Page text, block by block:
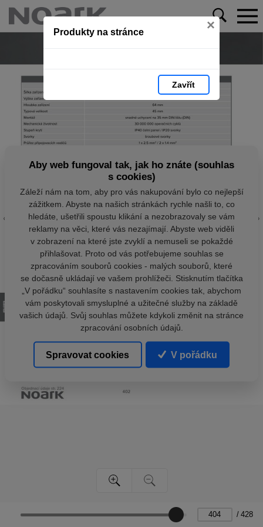
Produkty na stránce ×
Zavřít
/ 428
Aby web fungoval tak, jak ho znáte (souhlas
s cookies)
Záleží nám na tom, aby pro vás nakupování bylo co nejlepší
zážitkem. Abyste na našich stránkách rychle našli to, co
hledáte, ušetřili spoustu klikání a nezobrazovaly se vám
reklamy na věci, které vás nezajímají. Abyste web viděli
v zobrazení na které jste zvyklí a nemuseli se pokaždé
přihlašovat. Proto od vás potřebujeme souhlas se
zpracováním souborů cookies - malých souborů, které
se dočasně ukládají ve vašem prohlížeči. Stisknutím tlačítka
„V pořádku“ souhlasíte s nastavením cookies tak, abychom
vám poskytovali smysluplné a užitečné služby na základě
vašich údajů. Svůj souhlas můžete kdykoli změnit na stránce
zpracování osobních údajů.
Spravovat cookies V pořádku